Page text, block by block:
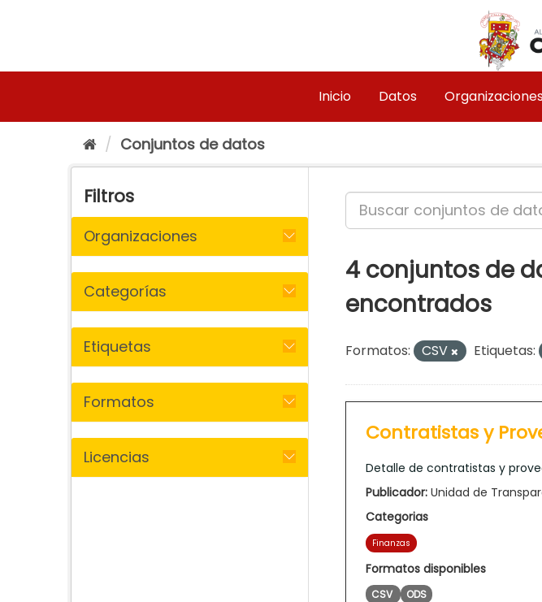
Inicio Datos
Conjuntos de datos
Filtros
Organizaciones
Categorías
Etiquetas
Formatos
Licencias
4 conjuntos de
encontrados
Formatos: CSV Etiquetas:
Contratistas y
Detalle de contratistas y
Publicador: Unidad de
Categorias
Finanzas
Formatos disponibles
CSV ODS